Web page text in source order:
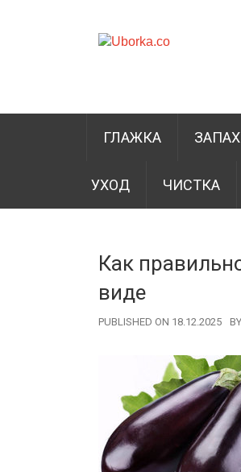
ГЛАЖКА ЗАПАХ
УХОД ЧИСТКА
Как
виде
PUBLISHED ON 18.12.2025 BY